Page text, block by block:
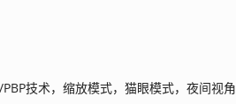
技术，缩放模式，猫眼模式，夜间视角